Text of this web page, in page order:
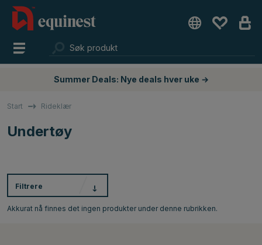
Summer Deals: Nye deals hver uke →
Start Rideklær
Undertøy
Filtrere
Akkurat nå finnes det ingen produkter under denne rubrikken.